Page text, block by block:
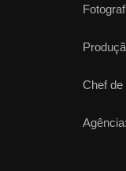
Chef de